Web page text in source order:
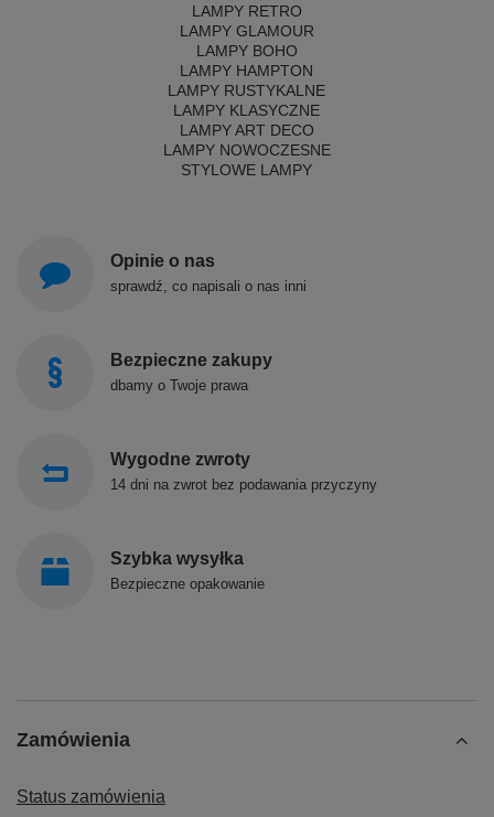
LAMPY RETRO
LAMPY GLAMOUR
LAMPY BOHO
LAMPY HAMPTON
LAMPY RUSTYKALNE
LAMPY KLASYCZNE
LAMPY ART DECO
LAMPY NOWOCZESNE
STYLOWE LAMPY
Opinie o nas
sprawdź, co napisali o nas inni
Bezpieczne zakupy
dbamy o Twoje prawa
Wygodne zwroty
14 dni na zwrot bez podawania przyczyny
Szybka wysyłka
Bezpieczne opakowanie
Zamówienia
Status zamówienia